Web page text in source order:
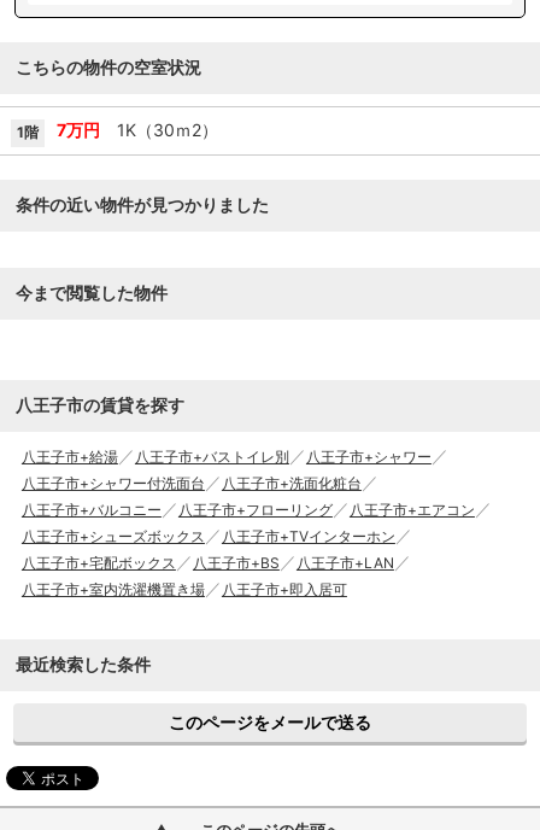
こちらの物件の空室状況
1階 7万円 1K（30ｍ2）
条件の近い物件が見つかりました
今まで閲覧した物件
八王子市の賃貸を探す
八王子市+給湯 八王子市+バストイレ別
八王子市+シャワー
八王子市+シャワー付洗面台
八王子市+洗面化粧台
八王子市+バルコニー
八王子市+フローリング
八王子市+エアコン
八王子市+シューズボックス
八王子市+TVインターホン
八王子市+宅配ボックス
八王子市+BS
八王子市+LAN
八王子市+室内洗濯機置き場
八王子市+即入居可
最近検索した条件
このページをメールで送る